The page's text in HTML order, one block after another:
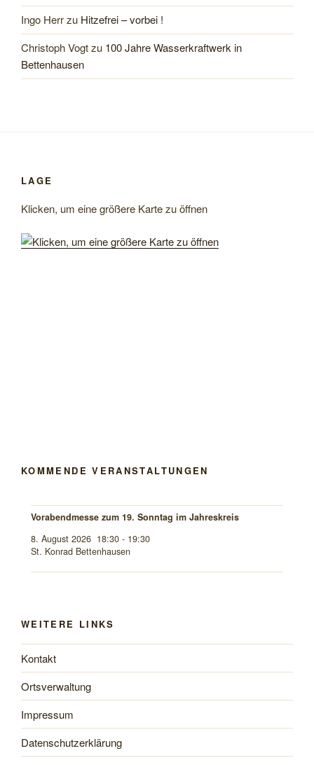
Ingo Herrzu Hitzefrei – vorbei !
Christoph Vogtzu 100 Jahre Wasserkraftwerk in
Bettenhausen
LAGE
Klicken, um eine größere Karte zu öffnen
KOMMENDE VERANSTALTUNGEN
Vorabendmesse zum 19. Sonntag im Jahreskreis
8. August 2026 18:30 - 19:30
St. Konrad Bettenhausen
WEITERE LINKS
Kontakt
Ortsverwaltung
Impressum
Datenschutzerklärung